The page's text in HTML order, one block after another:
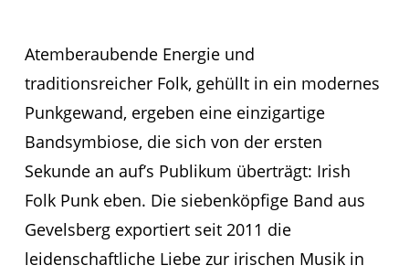
Atemberaubende Energie und
traditionsreicher Folk, gehüllt in ein modernes
Punkgewand, ergeben eine einzigartige
Bandsymbiose, die sich von der ersten
Sekunde an auf’s Publikum überträgt: Irish
Folk Punk eben. Die siebenköpfige Band aus
Gevelsberg exportiert seit 2011 die
leidenschaftliche Liebe zur irischen Musik in